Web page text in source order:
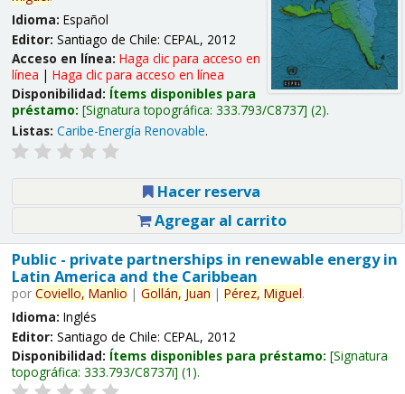
Idioma: Español
Editor: Santiago de Chile: CEPAL, 2012
Acceso en línea: Haga clic para acceso en
línea | Haga clic para acceso en línea
Disponibilidad: Ítems disponibles para
préstamo: Signatura topográfica: 333.793/C8737 (2).
Listas: Caribe-Energía Renovable.
Hacer reserva
Agregar al carrito
Public - private partnerships in renewable energy in
Latin America and the Caribbean
por Coviello, Manlio | Gollán, Juan | Pérez, Miguel.
Idioma: Inglés
Editor: Santiago de Chile: CEPAL, 2012
Disponibilidad: Ítems disponibles para préstamo: Signatura
topográfica: 333.793/C8737i (1).